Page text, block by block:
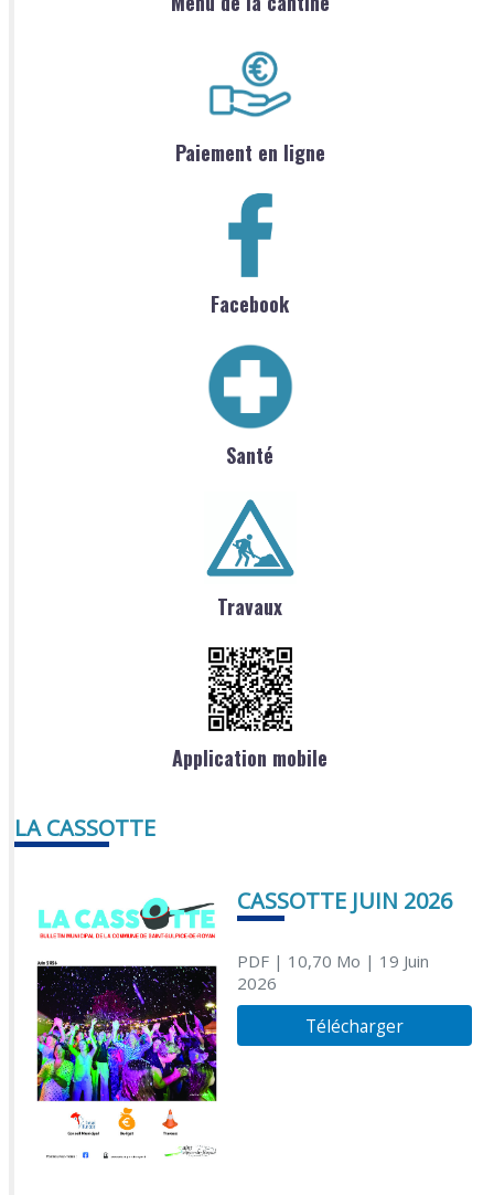
Paiement en ligne
Facebook
Santé
Travaux
Application mobile
LA CASSOTTE
CASSOTTE JUIN 2026
PDF| 10,70 Mo | 19 Juin
2026
Télécharger